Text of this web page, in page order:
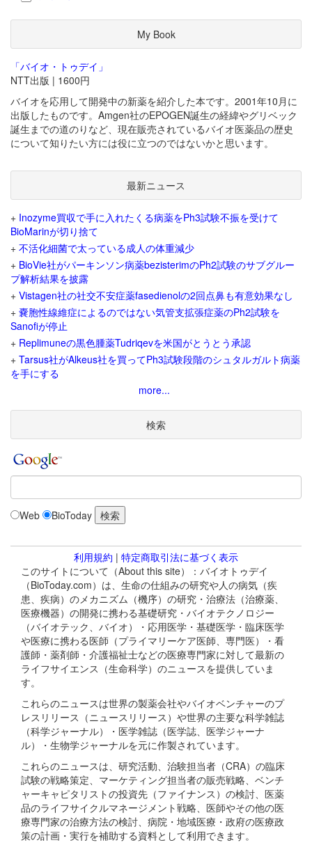
My Book
「バイオ・トゥデイ」
NTT出版 | 1600円
バイオを応用して開発中の新薬を紹介した本です。2001年10月に
出版したものです。Amgen社のEPOGEN誕生の経緯やグリベック
誕生までの道のりなど、現在販売されているバイオ医薬品の歴史
について知りたい方には役に立つのではないかと思います。
最新ニュース
+ Inozyme買収で手に入れたくる病薬をPh3試験不振を受けて
BioMarinが切り捨て
+ 不活化細菌で太っている成人の体重減少
+ BioVie社がパーキンソン病薬bezisterimのPh2試験のサブグルー
プ解析結果を披露
+ Vistagen社の社交不安症薬fasedienolの2回点鼻も有意効果なし
+ 嚢胞性線維症によるのではない気管支拡張症薬のPh2試験を
Sanofiが停止
+ Replimuneの黒色腫薬Tudriqevを米国がとうとう承認
+ Tarsus社がAlkeus社を買ってPh3試験段階のシュタルガルト病薬
を手にする
more...
検索
Web BioToday
利用規約 | 特定商取引法に基づく表示
このサイトについて（About this site）：バイオトゥデイ
（BioToday.com）は、生命の仕組みの研究や人の病気（疾
患、疾病）のメカニズム（機序）の研究・治療法（治療薬、
医療機器）の開発に携わる基礎研究・バイオテクノロジー
（バイオテック、バイオ）・応用医学・基礎医学・臨床医学
や医療に携わる医師（プライマリーケア医師、専門医）・看
護師・薬剤師・介護福祉士などの医療専門家に対して最新の
ライフサイエンス（生命科学）のニュースを提供していま
す。
これらのニュースは世界の製薬会社やバイオベンチャーのプ
レスリリース（ニュースリリース）や世界の主要な科学雑誌
（科学ジャーナル）・医学雑誌（医学誌、医学ジャーナ
ル）・生物学ジャーナルを元に作製されています。
これらのニュースは、研究活動、治験担当者（CRA）の臨床
試験の戦略策定、マーケティング担当者の販売戦略、ベンチ
ャーキャピタリストの投資先（ファイナンス）の検討、医薬
品のライフサイクルマネージメント戦略、医師やその他の医
療専門家の治療方法の検討、病院・地域医療・政府の医療政
策の計画・実行を補助する資料として利用できます。